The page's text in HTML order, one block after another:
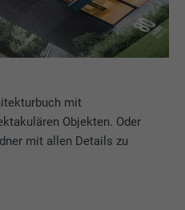
mit
Objekten. Oder
mit allen Details zu